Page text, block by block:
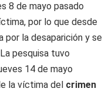
8 de mayo pasado
por lo que desde
por la desaparición y se
pesquisa tuvo
14 de mayo
la víctima del crimen